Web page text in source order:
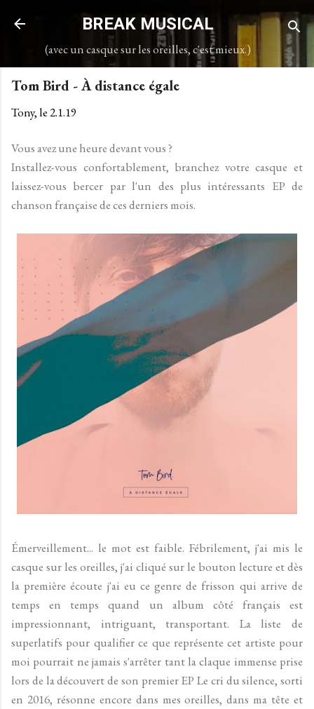
Accéder au contenu principal
BREAK MUSICAL
(avec un casque sur les oreilles, c'est mieux.)
Tom Bird - À distance égale
Tony, le2.1.19
Vous avez une heure devant vous ?
Installez-vous confortablement, branchez votre casque et
laissez-vous bercer par l'un des plus intéressants EP de
chanson française de ces derniers mois.
Émerveillement... le mot est faible. Fébrilement, j'ai mis le
casque sur les oreilles, j'ai cliqué sur le bouton lecture et dès
la première écoute j'ai eu ce genre de frisson qui arrive de
temps en temps quand un album côté français est
impressionnant, intriguant, transportant. La liste de
superlatifs pour qualifier ce que représente cet artiste pour
moi pourrait ne jamais s'arrêter tant la claque immense prise
lors de la découvert de son premier EP Le cri du silence, sorti
en 2016, résonne encore dans mes oreilles, dans ma tête et